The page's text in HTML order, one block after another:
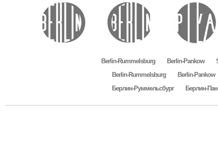
Berlin-Rummelsburg Berlin-Pankow
Berlin-Rummelsburg
Berlin-Pankow
Берлин-Руммельсбург
Берлин-